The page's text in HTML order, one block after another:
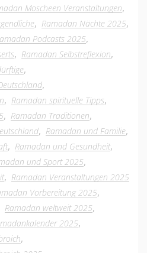
Moscheen Veranstaltungen,
, Ramadan Nächte 2025,
Podcasts 2025,
, Ramadan Selbstreflexion,
,
,
, Ramadan spirituelle Tipps,
, Ramadan Traditionen,
, Ramadan und Familie,
, Ramadan und Gesundheit,
und Sport 2025,
, Ramadan Veranstaltungen 2025
Vorbereitung 2025,
Ramadan weltweit 2025,
2025,
,